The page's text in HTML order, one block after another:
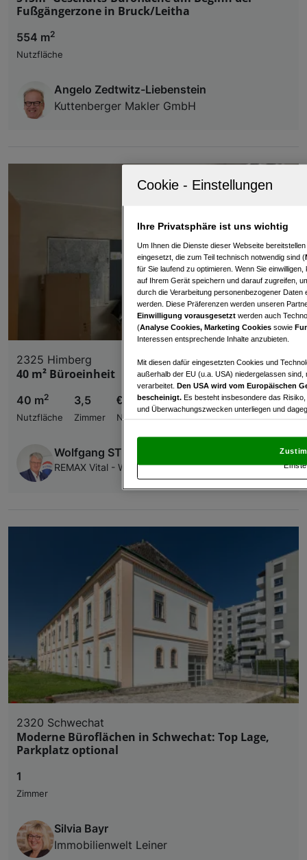
Fußgängerzone in Bruck/Leitha
554 m2
Nutzfläche
Angelo Zedtwitz-Liebenstein
Kuttenberger Makler GmbH
2325 Himberg
40 m² Büroeinheit
40 m2
Nutzfläche
3,5
Zimmer
€ 950,00
Nettomiete
Wolfgang STERN
REMAX Vital - Wolfgang Stern Immobilien e.U.
2320 Schwechat
Moderne Büroflächen in Schwechat: Top Lage,
Parkplatz optional
1
Zimmer
Silvia Bayr
Immobilienwelt Leiner
Ihre Privatsphäre ist uns wichtig
Um Ihnen die Dienste dieser Webseite
eingesetzt, die zum Teil technisch notwendig sind (
für Sie laufend zu optimieren. Wenn Sie
auf Ihrem Gerät speichern und darauf zugreifen,
durch die Verarbeitung personenbezogener
werden. Diese Präferenzen werden unseren
Einwilligung vorausgesetzt werden auch
(Analyse Cookies, Marketing Cookies sowie
Interessen entsprechende Inhalte anzubieten.
Mit diesen dafür eingesetzten Cookies und
außerhalb der EU (u.a. USA) niedergelassen
verarbeitet. Den USA wird vom Europäischen
bescheinigt. Es besteht insbesondere das
und Überwachungszwecken unterliegen und
und Widerspruch gegen die Verarbeitung auf der
„Cookie Einstellungen“, die sich auf jeder Seite
Verwendung genauer Standortdaten.
Zugriff auf Informationen auf einem Endgerät.
und der Performance von Inhalten,
Liste der Partner (Lieferanten)